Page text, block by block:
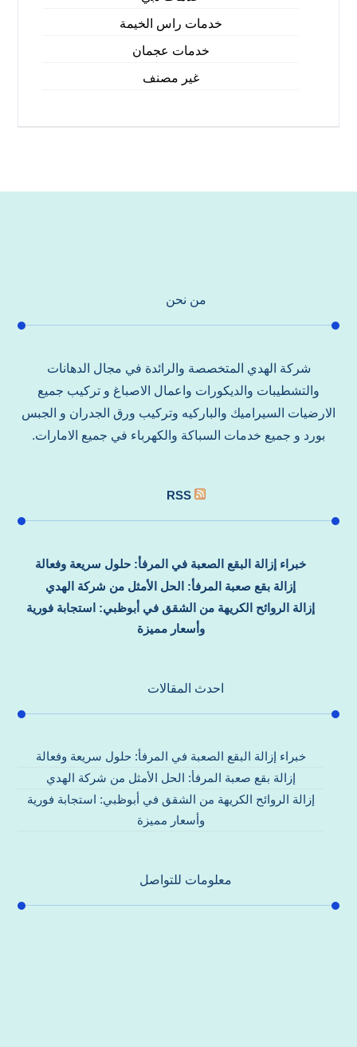
خدمات راس الخيمة
خدمات عجمان
غير مصنف
من نحن
شركة الهدي المتخصصة والرائدة في مجال الدهانات
والتشطيبات والديكورات واعمال الاصباغ و تركيب جميع
الارضيات السيراميك والباركيه وتركيب ورق الجدران و الجبس
بورد و جميع خدمات السباكة والكهرباء في جميع الامارات.
RSS
خبراء إزالة البقع الصعبة في المرفأ: حلول سريعة وفعالة
إزالة بقع صعبة المرفأ: الحل الأمثل من شركة الهدي
إزالة الروائح الكريهة من الشقق في أبوظبي: استجابة فورية
وأسعار مميزة
احدث المقالات
خبراء إزالة البقع الصعبة في المرفأ: حلول سريعة وفعالة
إزالة بقع صعبة المرفأ: الحل الأمثل من شركة الهدي
إزالة الروائح الكريهة من الشقق في أبوظبي: استجابة فورية
وأسعار مميزة
معلومات للتواصل